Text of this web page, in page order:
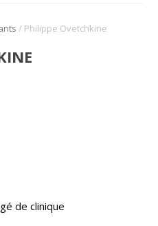
/ Philippe Ovetchkine
de clinique